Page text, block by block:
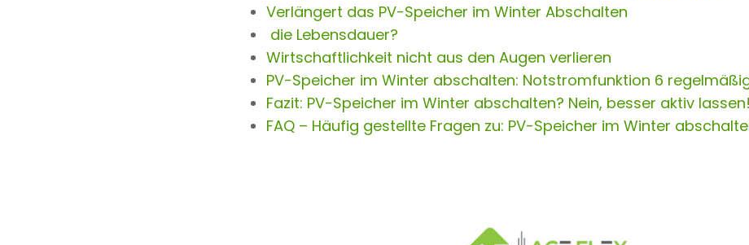
Verlängert das PV-Speicher im Winter Abschalten
die Lebensdauer?
Wirtschaftlichkeit nicht aus den Augen verlieren
PV-Speicher im Winter abschalten: Notstromfunktion 6
Fazit: PV-Speicher im Winter abschalten? Nein, besser aktiv lassen!
FAQ – Häufig gestellte Fragen zu: PV-Speicher im Winter